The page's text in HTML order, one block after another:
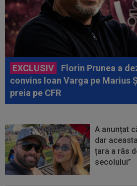
EXCLUSIV
Florin Prunea a
convins Ioan Varga pe Marius
preia pe CFR
A anunțat
dar
țara a râs
secolului”